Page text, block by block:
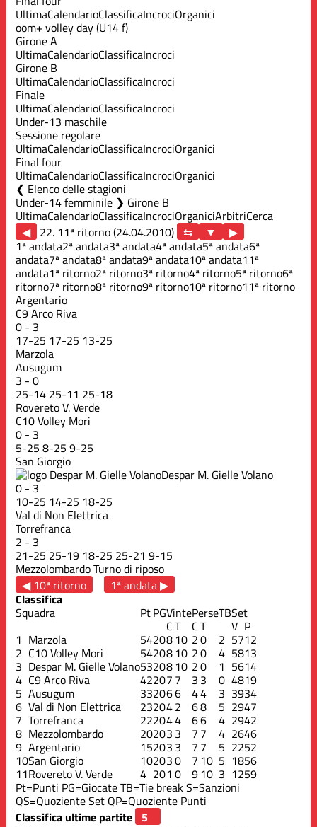
UltimaCalendarioClassificaIncrociOrganici
oom+ volley day (U14 f)
Girone A
UltimaCalendarioClassificaIncroci
Girone B
UltimaCalendarioClassificaIncroci
Finale
UltimaCalendarioClassificaIncroci
Under-13 maschile
Sessione regolare
UltimaCalendarioClassificaIncrociOrganici
Final four
UltimaCalendarioClassificaIncrociOrganici
Elenco delle stagioni
Under-14 femminile ❯ Girone B
UltimaCalendarioClassificaIncrociOrganiciArbitriCerca
◀ 22. 11ª ritorno (24.04.2010)
▶
1ª andata2ª andata3ª andata4ª andata5ª andata6ª
andata7ª andata8ª andata9ª andata10ª andata11ª
andata1ª ritorno2ª ritorno3ª ritorno4ª ritorno5ª ritorno6ª
ritorno7ª ritorno8ª ritorno9ª ritorno10ª ritorno11ª ritorno
Argentario
C9 Arco Riva
0 - 3
17-25 17-25 13-25
Marzola
Ausugum
3 -0
25-14 25-11 25-18
Rovereto V. Verde
C10 Volley Mori
0 - 3
5-25 8-25 9-25
San Giorgio
Despar M. Gielle Volano
0 - 3
10-25 14-25 18-25
Val di Non Elettrica
Torrefranca
2 - 3
21-25 25-19 18-25 25-21 9-15
MezzolombardoTurno di riposo
◀ 10ª ritorno
1ª andata ▶
Classifica
Squadra PtPGVintePerseTBSet
CT CT V P
1 Marzola 54208 10 20 2 5712
2 C10 Volley Mori 54208 10 20 4 5813
3 Despar M. Gielle Volano53208 10 20 1 5614
4 C9 Arco Riva 42207 7 3 3 0 4819
5 Ausugum 332066 44 3 3934
6 Val di Non Elettrica 232042 68 5 2947
7 Torrefranca 222044 66 4 2942
8 Mezzolombardo 20203 3 7 7 4 2646
9 Argentario 15203 3 7 7 5 2252
10San Giorgio 102030 7 10 5 1856
11Rovereto V. Verde 4 201 0 9 10 3 1259
Pt=Punti PG=GiocateTB=Tie breakS=Sanzioni
QS=Quoziente Set QP=Quoziente Punti
Classifica ultime partite